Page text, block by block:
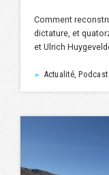
Comment
dictature, et
et Ulrich
► Actualité, Podcast